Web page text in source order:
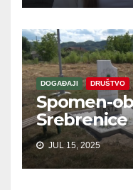
DOGAĐAJI DRUŠTVO
Spomen-
Srebrenice
JUL 15, 2025